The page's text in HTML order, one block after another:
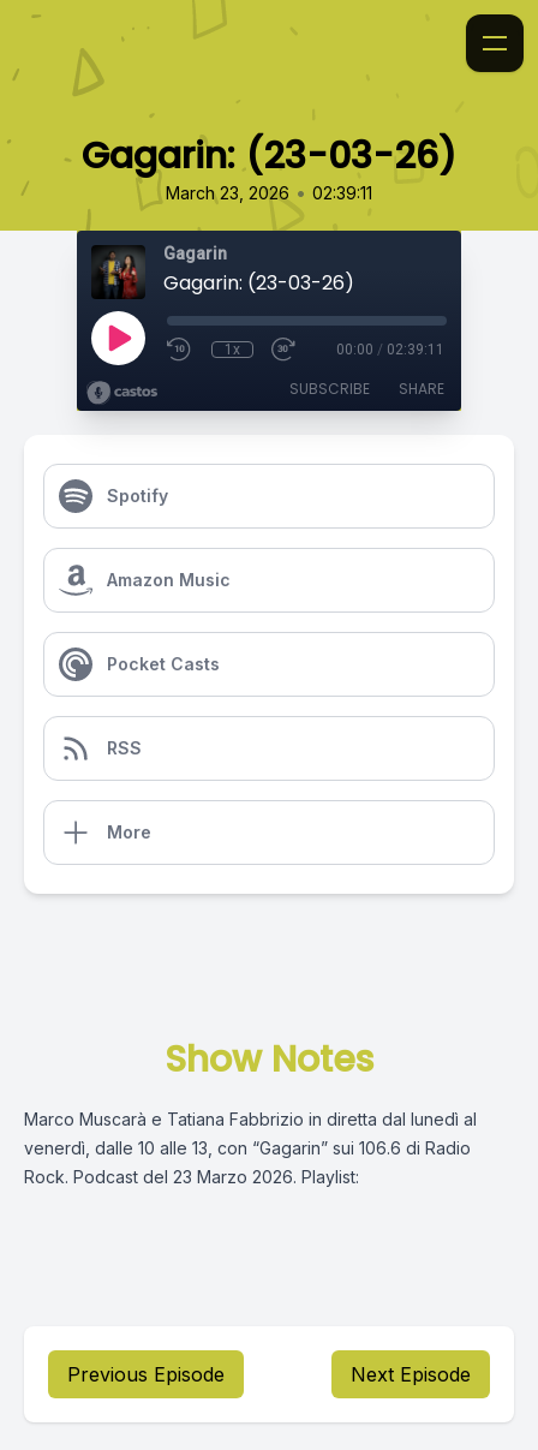
Gagarin: (23-03-26)
March 23, 2026 • 02:39:11
Gagarin
Gagarin: (23-03-26)
1x 00:00 / 02:39:11
SUBSCRIBE SHARE
Spotify
Amazon Music
Pocket Casts
RSS
More
Show Notes
Marco Muscarà e Tatiana Fabbrizio in diretta dal lunedì al
venerdì, dalle 10 alle 13, con “Gagarin” sui 106.6 di Radio
Rock. Podcast del 23 Marzo 2026. Playlist:
Previous Episode Next Episode